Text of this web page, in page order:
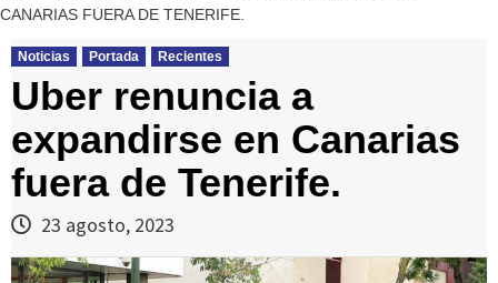
CANARIAS FUERA DE TENERIFE.
Noticias Portada Recientes
Uber renuncia a
expandirse en Canarias
fuera de Tenerife.
23 agosto, 2023